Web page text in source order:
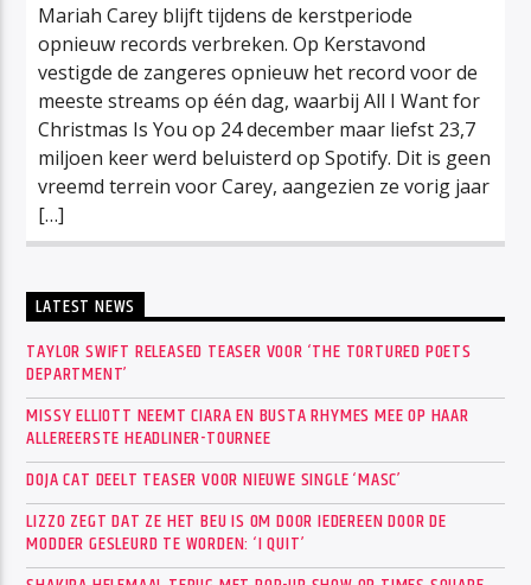
Mariah Carey blijft tijdens de kerstperiode
opnieuw records verbreken. Op Kerstavond
vestigde de zangeres opnieuw het record voor de
meeste streams op één dag, waarbij All I Want for
Christmas Is You op 24 december maar liefst 23,7
miljoen keer werd beluisterd op Spotify. Dit is geen
vreemd terrein voor Carey, aangezien ze vorig jaar
[…]
LATEST NEWS
TAYLOR SWIFT RELEASED TEASER VOOR ‘THE TORTURED POETS
DEPARTMENT’
MISSY ELLIOTT NEEMT CIARA EN BUSTA RHYMES MEE OP HAAR
ALLEREERSTE HEADLINER-TOURNEE
DOJA CAT DEELT TEASER VOOR NIEUWE SINGLE ‘MASC’
LIZZO ZEGT DAT ZE HET BEU IS OM DOOR IEDEREEN DOOR DE
MODDER GESLEURD TE WORDEN: ‘I QUIT’